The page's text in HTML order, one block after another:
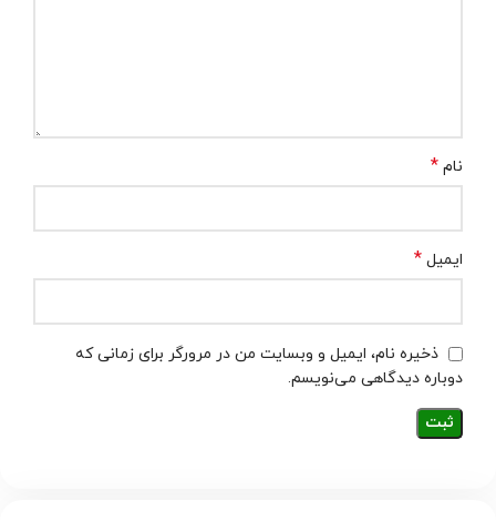
نام *
ایمیل *
ذخیره نام، ایمیل و وبسایت من در مرورگر برای زمانی که
دوباره دیدگاهی می‌نویسم.